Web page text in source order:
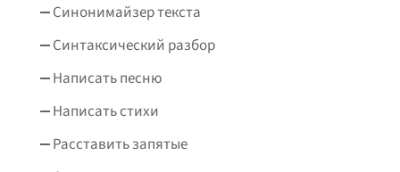
Синонимайзер текста
Синтаксический разбор
Написать песню
Написать стихи
Расставить запятые